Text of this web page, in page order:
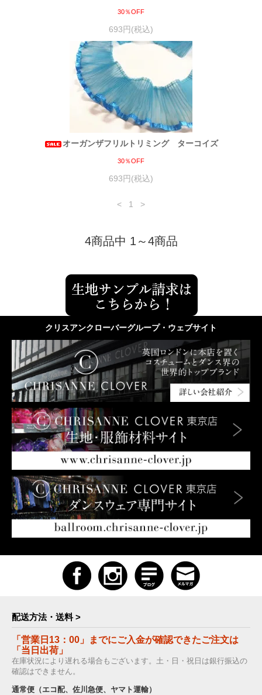
30％OFF
693円(税込)
オーガンザフリルトリミング ターコイズ
30％OFF
693円(税込)
< 1 >
4商品中 1～4商品
クリスアンクローバーグループ・ウェブサイト
配送方法・送料 >
「営業日13：00」までにご入金が確認できたご注文は
「当日出荷」
在庫状況により遅れる場合もございます。土・日・祝日は銀行振込の
確認はできません。
通常便（エコ配、佐川急便、ヤマト運輸）